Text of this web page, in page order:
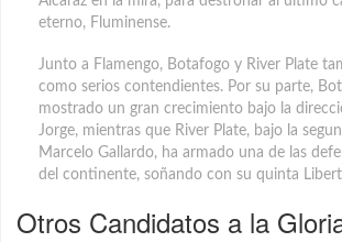
eterno, Fluminense.
Junto a Flamengo, Botafogo y River Plate
como serios contendientes. Por su parte,
mostrado un gran crecimiento bajo la
Jorge, mientras que River Plate, bajo la
Marcelo Gallardo, ha armado una de las
del continente, soñando con su quinta
Otros Candidatos a la